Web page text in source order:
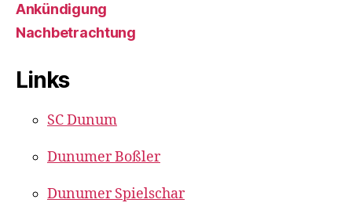
Ankündigung
Nachbetrachtung
Links
SC Dunum
Dunumer Boßler
Dunumer Spielschar